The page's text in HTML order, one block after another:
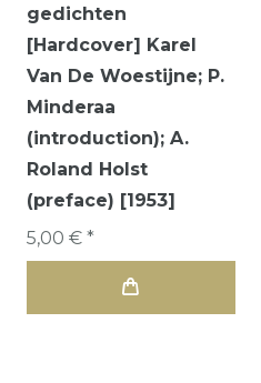
gedichten
[Hardcover] Karel
Van De Woestijne; P.
Minderaa
(introduction); A.
Roland Holst
(preface) [1953]
5,00 € *